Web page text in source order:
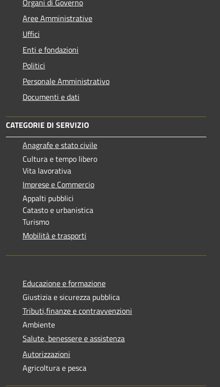
Organi di Governo
Aree Amministrative
Uffici
Enti e fondazioni
Politici
Personale Amministrativo
Documenti e dati
CATEGORIE DI SERVIZIO
Anagrafe e stato civile
Cultura e tempo libero
Vita lavorativa
Imprese e Commercio
Appalti pubblici
Catasto e urbanistica
Turismo
Mobilità e trasporti
Educazione e formazione
Giustizia e sicurezza pubblica
Tributi,finanze e contravvenzioni
Ambiente
Salute, benessere e assistenza
Autorizzazioni
Agricoltura e pesca